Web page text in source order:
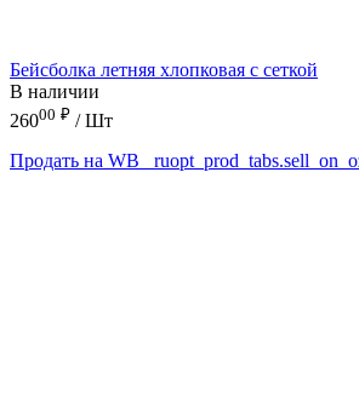
Бейсболка летняя хлопковая с сеткой
В наличии
26000 ₽ / Шт
Продать на WB